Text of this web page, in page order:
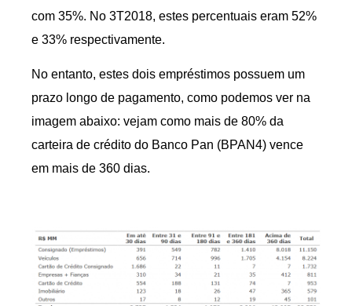
com 35%. No 3T2018, estes percentuais eram 52%
e 33% respectivamente.
No entanto, estes dois empréstimos possuem um
prazo longo de pagamento, como podemos ver na
imagem abaixo: vejam como mais de 80% da
carteira de crédito do Banco Pan (BPAN4) vence
em mais de 360 dias.